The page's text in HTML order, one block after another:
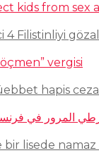
kids from sex
Filistinliyi
vergisi
hapis
المرور في فرنسا
lisede namaz